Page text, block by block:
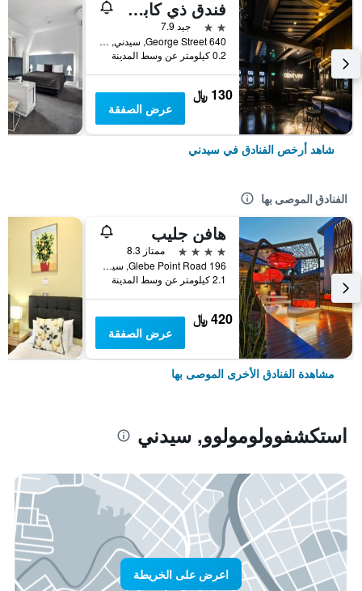
فندق ذي كابسول
2 نجمتين
جيد 7.9
640 George Street, سيدني, NSW, أستراليا
0.2 كيلومتر عن وسط المدينة
130 ﷼
عرض الصفقة
شاهد أرخص الفنادق في سيدني
الفنادق الموصى بها
هافن جليب
4 نجوم
ممتاز 8.3
196 Glebe Point Road, سيدني, NSW, أستراليا
2.1 كيلومتر عن وسط المدينة
420 ﷼
عرض الصفقة
مشاهدة الفنادق الأخرى الموصى بها
استكشفوولومولوو, سيدني
اعرض على الخريطة